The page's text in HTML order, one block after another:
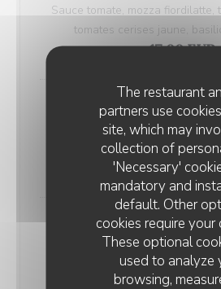
The restaurant
partners use
site, which may
collection of
'Necessary'
mandatory and
default. Other
cookies require your
These optional
used to analyze
browsing,
Sauce tomate, mozza fiordilatte,
tomates cerises jaune,
17,00 EUR
Queen
Sauce tomate, mozza fiordilatte,
cuit, basilic, huile
18,00 EUR
Violeta
Stracciatella di buratta, chorizo,
huile d’olive
19,00 EUR